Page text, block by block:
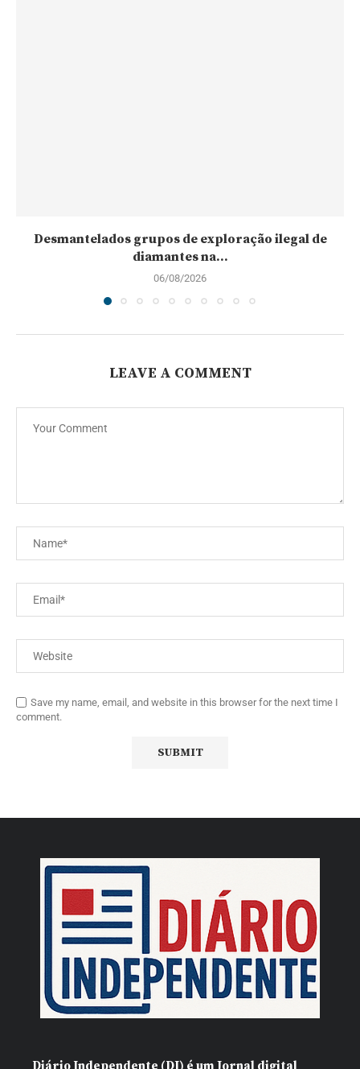
Desmantelados grupos de exploração ilegal de
diamantes na...
06/08/2026
LEAVE A COMMENT
Save my name, email, and website in this browser for the next time I
comment.